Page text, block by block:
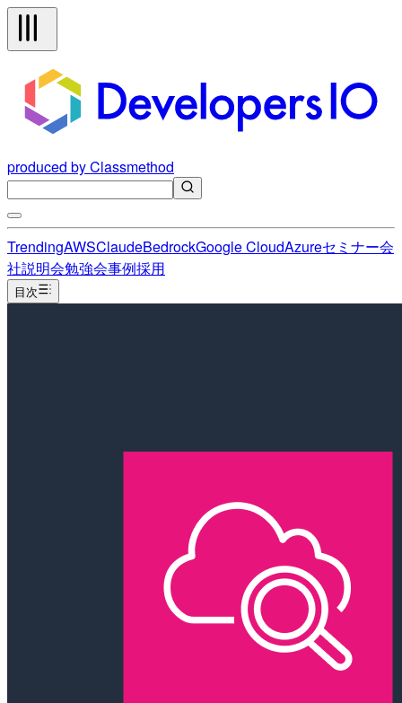
produced by Classmethod
TrendingAWSClaudeBedrockGoogle CloudAzureセミナー会
社説明会勉強会事例採用
目次